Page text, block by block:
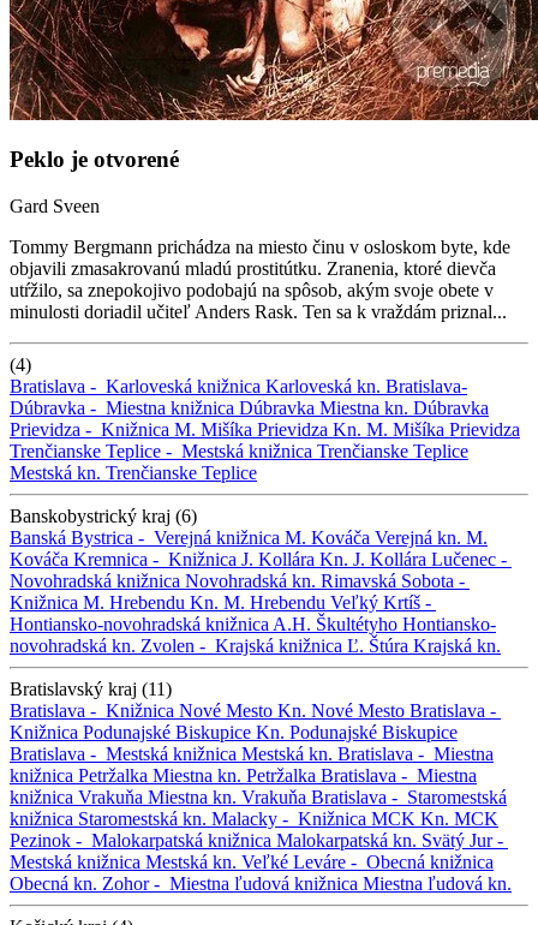
Peklo je otvorené
Gard Sveen
Tommy Bergmann prichádza na miesto činu v osloskom byte, kde
objavili zmasakrovanú mladú prostitútku. Zranenia, ktoré dievča
utŕžilo, sa znepokojivo podobajú na spôsob, akým svoje obete v
minulosti doriadil učiteľ Anders Rask. Ten sa k vraždám priznal...
(4)
Bratislava - Karloveská knižnica Karloveská kn. Bratislava-
Dúbravka - Miestna knižnica Dúbravka Miestna kn. Dúbravka
Prievidza - Knižnica M. Mišíka Prievidza Kn. M. Mišíka Prievidza
Trenčianske Teplice - Mestská knižnica Trenčianske Teplice
Mestská kn. Trenčianske Teplice
Banskobystrický kraj (6)
Banská Bystrica - Verejná knižnica M. Kováča Verejná kn. M.
Kováča Kremnica - Knižnica J. Kollára Kn. J. Kollára Lučenec -
Novohradská knižnica Novohradská kn. Rimavská Sobota -
Knižnica M. Hrebendu Kn. M. Hrebendu Veľký Krtíš -
Hontiansko-novohradská knižnica A.H. Škultétyho Hontiansko-
novohradská kn. Zvolen - Krajská knižnica Ľ. Štúra Krajská kn.
Bratislavský kraj (11)
Bratislava - Knižnica Nové Mesto Kn. Nové Mesto Bratislava -
Knižnica Podunajské Biskupice Kn. Podunajské Biskupice
Bratislava - Mestská knižnica Mestská kn. Bratislava - Miestna
knižnica Petržalka Miestna kn. Petržalka Bratislava - Miestna
knižnica Vrakuňa Miestna kn. Vrakuňa Bratislava - Staromestská
knižnica Staromestská kn. Malacky - Knižnica MCK Kn. MCK
Pezinok - Malokarpatská knižnica Malokarpatská kn. Svätý Jur -
Mestská knižnica Mestská kn. Veľké Leváre - Obecná knižnica
Obecná kn. Zohor - Miestna ľudová knižnica Miestna ľudová kn.